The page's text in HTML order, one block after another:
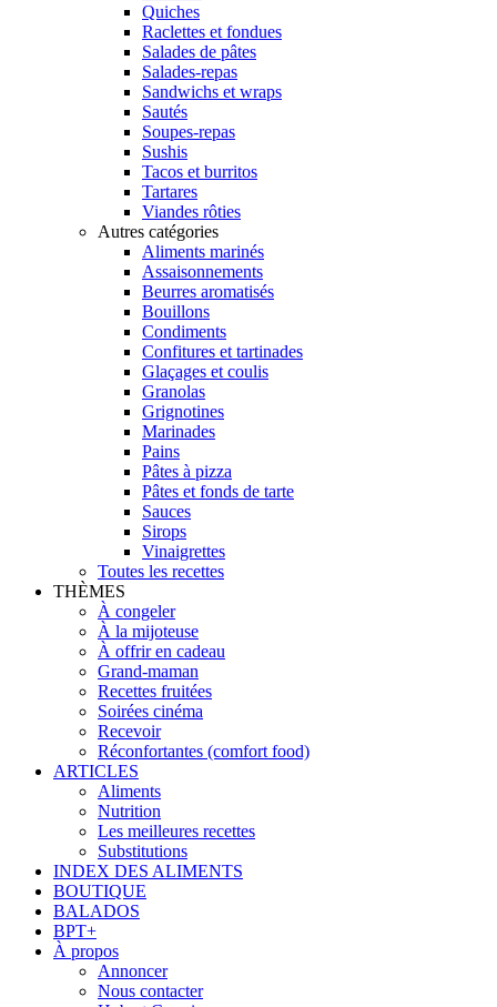
Quiches
Raclettes et fondues
Salades de pâtes
Salades-repas
Sandwichs et wraps
Sautés
Soupes-repas
Sushis
Tacos et burritos
Tartares
Viandes rôties
Autres catégories
Aliments marinés
Assaisonnements
Beurres aromatisés
Bouillons
Condiments
Confitures et tartinades
Glaçages et coulis
Granolas
Grignotines
Marinades
Pains
Pâtes à pizza
Pâtes et fonds de tarte
Sauces
Sirops
Vinaigrettes
Toutes les recettes
THÈMES
À congeler
À la mijoteuse
À offrir en cadeau
Grand-maman
Recettes fruitées
Soirées cinéma
Recevoir
Réconfortantes (comfort food)
ARTICLES
Aliments
Nutrition
Les meilleures recettes
Substitutions
INDEX DES ALIMENTS
BOUTIQUE
BALADOS
BPT+
À propos
Annoncer
Nous contacter